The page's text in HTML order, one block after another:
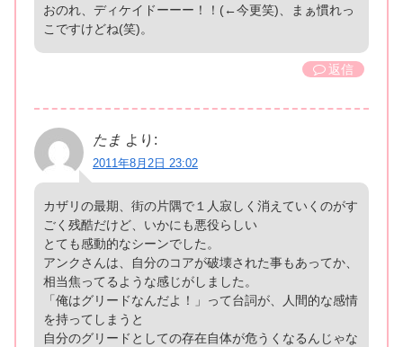
おのれ、ディケイドーーー！！(←今更笑)、まぁ慣れっ
こですけどね(笑)。
返信
たま より:
2011年8月2日 23:02
カザリの最期、街の片隅で１人寂しく消えていくのがす
ごく残酷だけど、いかにも悪役らしい
とても感動的なシーンでした。
アンクさんは、自分のコアが破壊された事もあってか、
相当焦ってるような感じがしました。
「俺はグリードなんだよ！」って台詞が、人間的な感情
を持ってしまうと
自分のグリードとしての存在自体が危うくなるんじゃな